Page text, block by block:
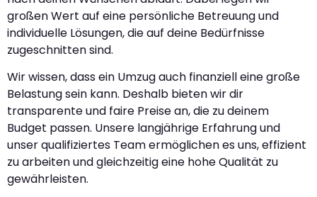
großen Wert auf eine persönliche Betreuung und
individuelle Lösungen, die auf deine Bedürfnisse
zugeschnitten sind.
Wir wissen, dass ein Umzug auch finanziell eine große
Belastung sein kann. Deshalb bieten wir dir
transparente und faire Preise an, die zu deinem
Budget passen. Unsere langjährige Erfahrung und
unser qualifiziertes Team ermöglichen es uns, effizient
zu arbeiten und gleichzeitig eine hohe Qualität zu
gewährleisten.